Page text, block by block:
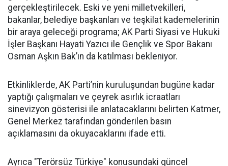
gerçekleştirilecek. Eski ve yeni milletvekilleri,
bakanlar, belediye başkanları ve teşkilat kademelerinin
bir araya geleceği programa; AK Parti Siyasi ve Hukuki
İşler Başkanı Hayati Yazıcı ile Gençlik ve Spor Bakanı
Osman Aşkın Bak’ın da katılması bekleniyor.
Etkinliklerde, AK Parti’nin kuruluşundan bugüne kadar
yaptığı çalışmaları ve çeyrek asırlık icraatları
sinevizyon gösterisi ile anlatacaklarını belirten Katmer,
Genel Merkez tarafından gönderilen basın
açıklamasını da okuyacaklarını ifade etti.
Ayrıca "Terörsüz Türkiye" konusundaki güncel